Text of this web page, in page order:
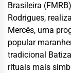
Brasileira
Rodrigues,
Mercês, uma
popular
tradicional
rituais mais